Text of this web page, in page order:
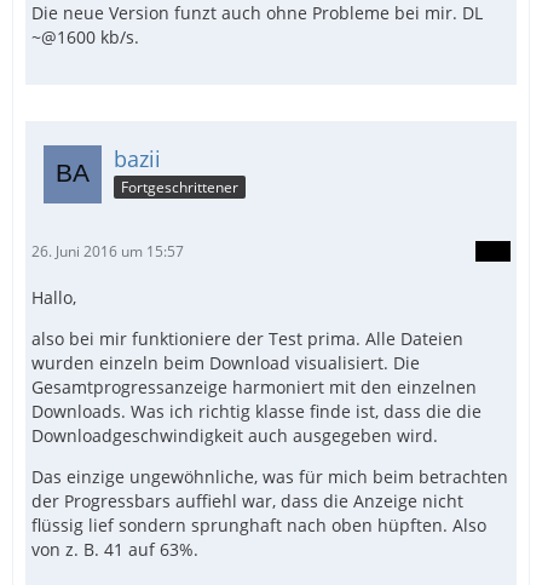
Die neue Version funzt auch ohne Probleme bei mir. DL
~@1600 kb/s.
bazii
Fortgeschrittener
26. Juni 2016 um 15:57
Hallo,
also bei mir funktioniere der Test prima. Alle Dateien
wurden einzeln beim Download visualisiert. Die
Gesamtprogressanzeige harmoniert mit den einzelnen
Downloads. Was ich richtig klasse finde ist, dass die die
Downloadgeschwindigkeit auch ausgegeben wird.
Das einzige ungewöhnliche, was für mich beim betrachten
der Progressbars auffiehl war, dass die Anzeige nicht
flüssig lief sondern sprunghaft nach oben hüpften. Also
von z. B. 41 auf 63%.